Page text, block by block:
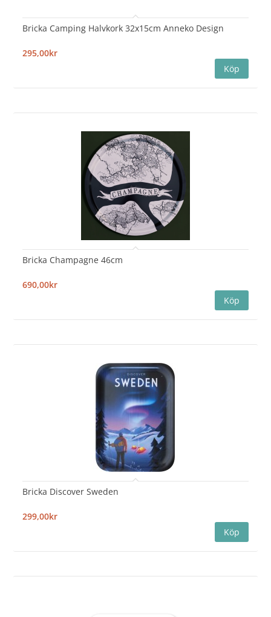
Bricka Camping Halvkork 32x15cm Anneko Design
295,00kr
Bricka Champagne 46cm
690,00kr
Bricka Discover Sweden
299,00kr